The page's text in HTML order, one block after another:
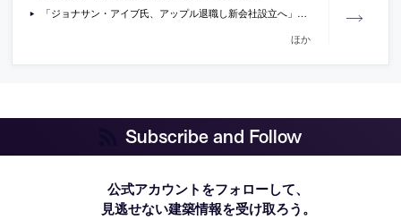
「ジョナサン・アイブ氏、アップル退職し新会社設立へ」（AFP BB NEWS）
ほか
Subscribe and Follow
公式アカウントをフォローして、
見逃せない建築情報を受け取ろう。